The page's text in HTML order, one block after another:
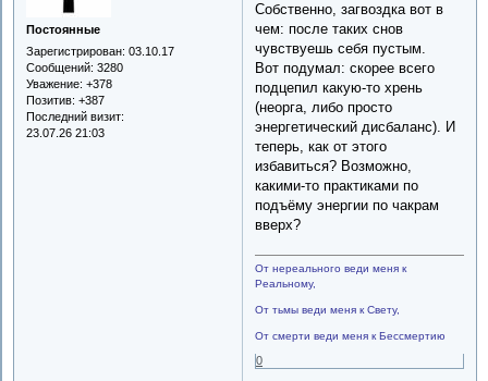
Постоянные
Зарегистрирован: 03.10.17
Сообщений: 3280
Уважение: +378
Позитив: +387
Последний визит:
23.07.26 21:03
Собственно, загвоздка вот в
чем: после таких снов
чувствуешь себя пустым.
Вот подумал: скорее всего
подцепил какую-то хрень
(неорга, либо просто
энергетический дисбаланс). И
теперь, как от этого
избавиться? Возможно,
какими-то практиками по
подъёму энергии по чакрам
вверх?
От нереального веди меня к
Реальному,
От тьмы веди меня к Свету,
От смерти веди меня к Бессмертию
0